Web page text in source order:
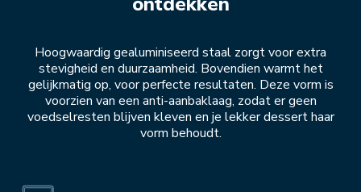
Hoogwaardig gealuminiseerd staal zorgt voor extra
stevigheid en duurzaamheid. Bovendien warmt het
gelijkmatig op, voor perfecte resultaten. Deze vorm is
voorzien van een anti-aanbaklaag, zodat er geen
voedselresten blijven kleven en je lekker dessert haar
vorm behoudt.